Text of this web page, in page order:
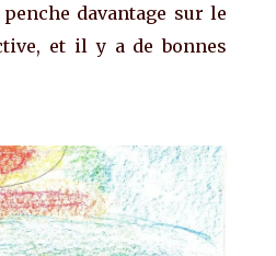
davantage sur le
et il y a de bonnes